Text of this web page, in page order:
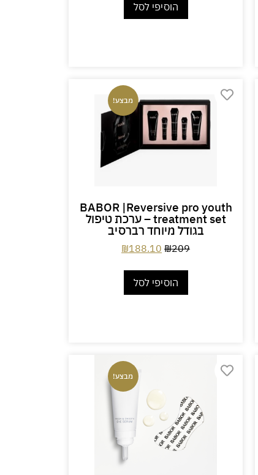
הוסיפי לסל
מבצע!
BABOR |Reversive pro youth
treatment set – ערכת טיפול
בגודל מיוחד רברסיב
₪209
₪188.10
הוסיפי לסל
מבצע!